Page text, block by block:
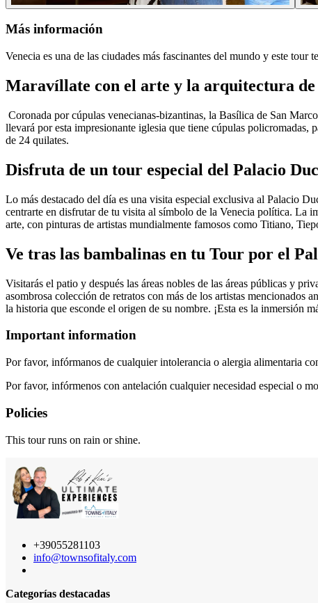
Más información
Venecia es una de las ciudades más fascinantes del mundo y este
Maravíllate con el arte y la arquitectura de
Coronada por cúpulas venecianas-bizantinas, la Basílica de San
llevará por esta impresionante iglesia que tiene cúpulas policromadas,
de 24 quilates.
Disfruta de un tour especial del Palacio
Lo más destacado del día es una visita especial exclusiva al Palacio
centrarte en disfrutar de tu visita al símbolo de la Venecia política. La
arte, con pinturas de artistas mundialmente famosos como Titiano,
Ve tras las bambalinas en tu Tour por el
Visitarás el patio y después las áreas nobles de las áreas públicas y
asombrosa colección de retratos con más de los artistas mencionados
la historia que esconde el origen de su nombre. ¡Esta es la inmersión
Important information
Por favor, infórmanos de cualquier intolerancia o alergia alimentaria
Por favor, infórmenos con antelación cualquier necesidad especial o
Policies
This tour runs on rain or shine.
+39055281103
info@townsofitaly.com
Categorías destacadas